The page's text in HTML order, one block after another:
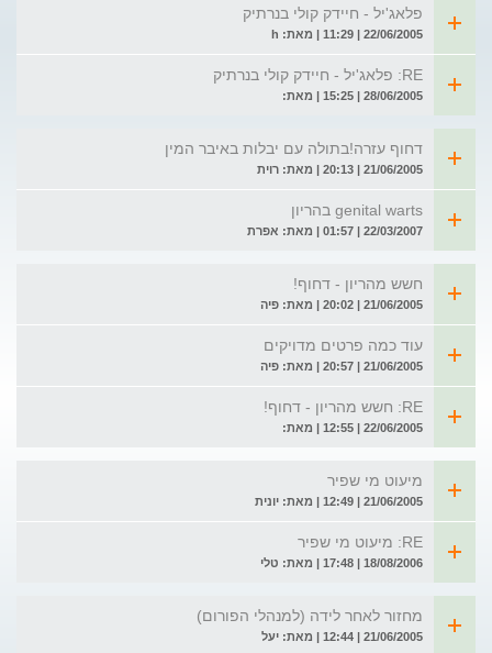
פלאג'יל - חיידק קולי בנרתיק
22/06/2005 | 11:29 | מאת: h
RE: פלאג'יל - חיידק קולי בנרתיק
28/06/2005 | 15:25 | מאת:
דחוף עזרה!בתולה עם יבלות באיבר המין
21/06/2005 | 20:13 | מאת: רוית
genital warts בהריון
22/03/2007 | 01:57 | מאת: אפרת
חשש מהריון - דחוף!
21/06/2005 | 20:02 | מאת: פיה
עוד כמה פרטים מדויקים
21/06/2005 | 20:57 | מאת: פיה
RE: חשש מהריון - דחוף!
22/06/2005 | 12:55 | מאת:
מיעוט מי שפיר
21/06/2005 | 12:49 | מאת: יונית
RE: מיעוט מי שפיר
18/08/2006 | 17:48 | מאת: טלי
מחזור לאחר לידה (למנהלי הפורום)
21/06/2005 | 12:44 | מאת: יעל